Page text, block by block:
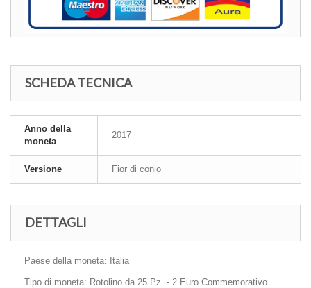
SCHEDA TECNICA
Anno della
moneta
2017
Versione Fior di conio
DETTAGLI
Paese della moneta: Italia
Tipo di moneta: Rotolino da 25 Pz. - 2 Euro Commemorativo